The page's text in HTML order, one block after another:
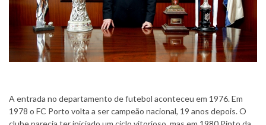
A entrada no departamento de futebol aconteceu em 1976. Em
1978 o FC Porto volta a ser campeão nacional, 19 anos depois. O